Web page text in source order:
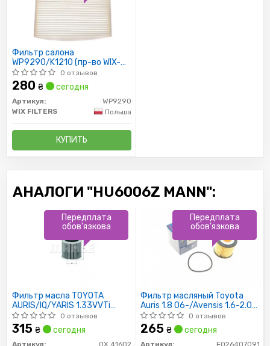
Фильтр салона
WP9290/K1210 (пр-во WIX-
Filtron)
0 отзывов
280 ₴ сегодня
Артикул:
WP9290
WIX FILTERS
Польша
КУПИТЬ
АНАЛОГИ "HU6006Z MANN":
Фильтр масла TOYOTA
AURIS/IQ/YARIS 1.33VVTi
01/09-
0 отзывов
315 ₴ сегодня
Артикул: OX 416D2
Передплата
обов'язкова
Фильтр масляный Toyota
Auris 1.8 06-/Avensis 1.6-2.0
03-/Subaru Justy 07-
0 отзывов
265 ₴ сегодня
Артикул: F026407091
Передплата
обов'язкова